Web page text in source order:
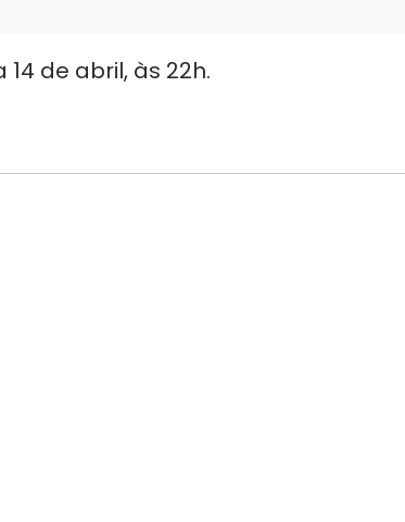
de abril, às 22h.